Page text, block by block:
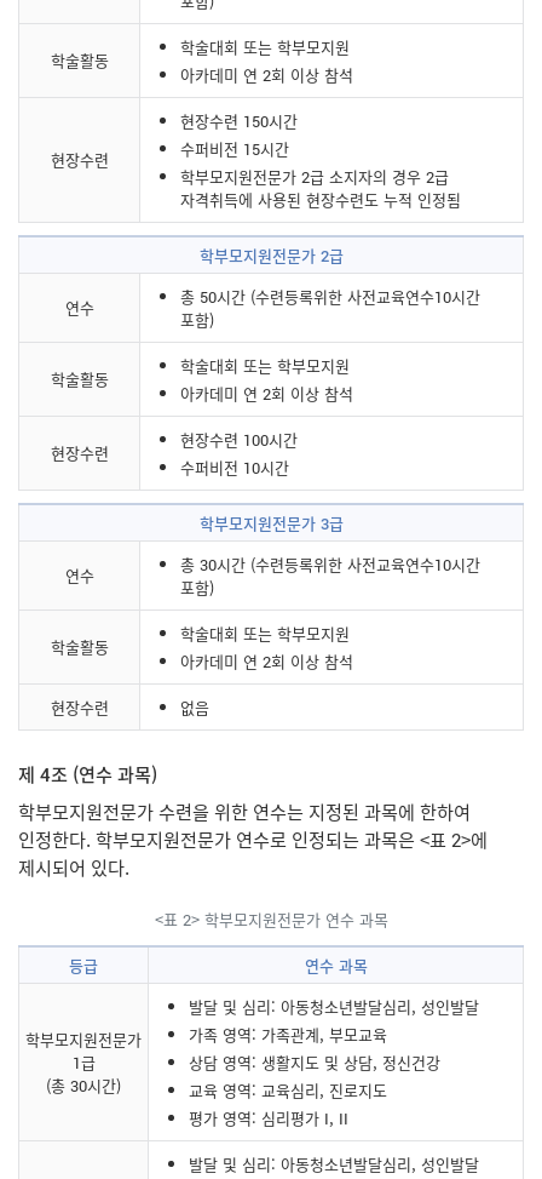
학술활동
학술대회 또는 학부모지원
아카데미 연 2회 이상 참석
현장수련
현장수련 150시간
수퍼비전 15시간
학부모지원전문가 2급 소지자의 경우 2급
자격취득에 사용된 현장수련도 누적 인정됨
학부모지원전문가 2급
연수
총 50시간 (수련등록위한 사전교육연수10시간
포함)
학술활동
학술대회 또는 학부모지원
아카데미 연 2회 이상 참석
현장수련
현장수련 100시간
수퍼비전 10시간
학부모지원전문가 3급
연수
총 30시간 (수련등록위한 사전교육연수10시간
포함)
학술활동
학술대회 또는 학부모지원
아카데미 연 2회 이상 참석
현장수련
없음
제 4조 (연수 과목)
학부모지원전문가 수련을 위한 연수는 지정된 과목에 한하여
인정한다. 학부모지원전문가 연수로 인정되는 과목은 <표 2>에
제시되어 있다.
<표 2> 학부모지원전문가 연수 과목
등급
연수 과목
학부모지원전문가
1급
(총 30시간)
발달 및 심리: 아동청소년발달심리, 성인발달
가족 영역: 가족관계, 부모교육
상담 영역: 생활지도 및 상담, 정신건강
교육 영역: 교육심리, 진로지도
평가 영역: 심리평가 I, II
발달 및 심리: 아동청소년발달심리, 성인발달